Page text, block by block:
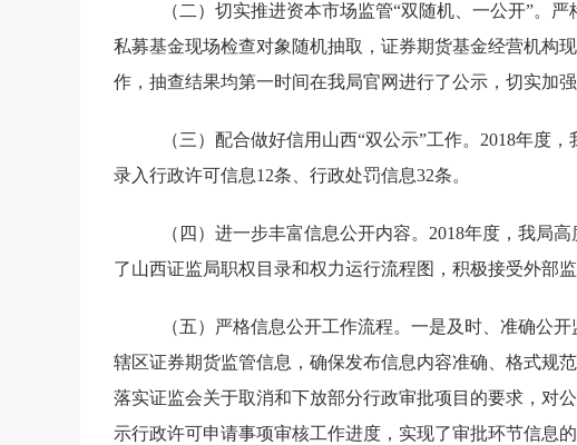
（二）切实推进资本市场监管“双随机、一公开”。 严
私募基金现场检查对象随机抽取，证券期货基金经营机构
作，抽查结果均第一时间在我局官网进行了公示，切实加
（三）配合做好信用山西“双公示”工作。 2018年度，
录入行政许可信息12条、行政处罚信息32条。
（四）进一步丰富信息公开内容。 2018年度，我局高
了山西证监局职权目录和权力运行流程图，积极接受外部监
（五）严格信息公开工作流程。 一是及时、准确公
辖区证券期货监管信息，确保发布信息内容准确、格式规
落实证监会关于取消和下放部分行政审批项目的要求，对
示行政许可申请事项审核工作进度，实现了审批环节信息